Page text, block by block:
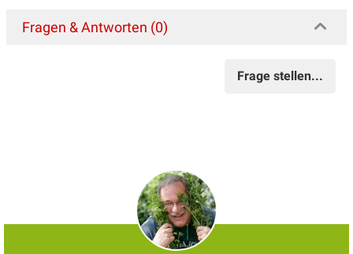
Fragen & Antworten (0)
Frage stellen...